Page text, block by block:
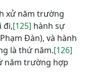
xử năm trường
đi,[125] hành sự
Đàn), và hành
là thứ năm.[126]
năm trường hợp